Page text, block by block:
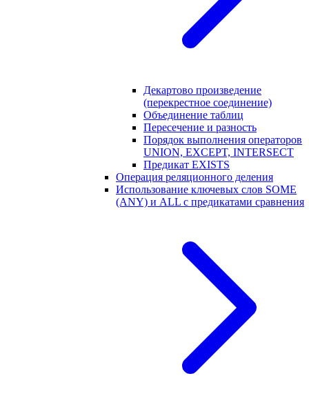
Декартово произведение
(перекрестное соединение)
Объединение таблиц
Пересечение и разность
Порядок выполнения операторов
UNION, EXCEPT, INTERSECT
Предикат EXISTS
Операция реляционного деления
Использование ключевых слов SOME
(ANY) и ALL с предикатами сравнения